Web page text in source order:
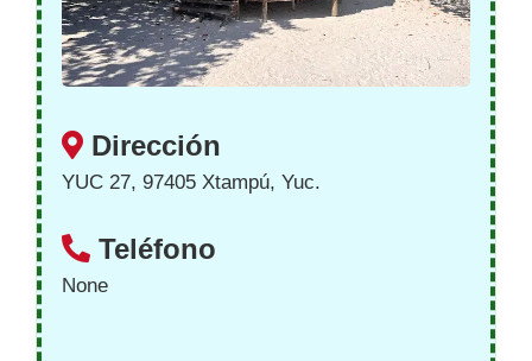
Dirección
YUC 27, 97405 Xtampú, Yuc.
Teléfono
None